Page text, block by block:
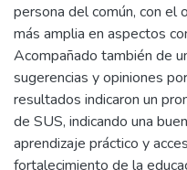
persona del común, con el
más amplia en aspectos
Acompañado también de
sugerencias y opiniones
resultados indicaron un
de SUS, indicando una
aprendizaje práctico y
fortalecimiento de la